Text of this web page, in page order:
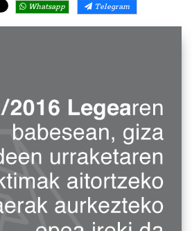
Whatsapp Telegram